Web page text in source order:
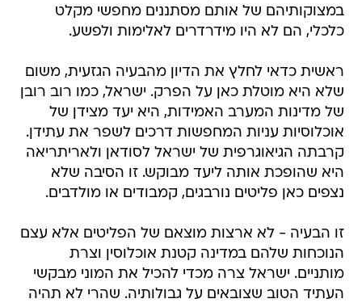
במצוקותיהם של אותם מסתננים מחפשי מקלט
כלכלי, הם לא היו מידרדרים לאלימות ולפשע.
ראשית כדאי לחלץ את הדיון מהבעיה הגזעית, משום
שלא היא מוטלת כאן על הפרק. ישראל, כמו רוב רובן
של מדינות המערב האמידות, היא יעד מצידן של
אוכלוסיות עניות המחפשות דרכים לשפר את עתידן.
קרבתה הגיאוגרפית של ישראל לסודאן ולאריתריאה
היא שהופכת אותה ליעד מבוקש. זו הסיבה שלא
נצפים כאן פליטים נורבגים, קמבודים או מולדבים.
זו הבעיה - לא ארצות מוצאם של הפליטים אלא עצם
הנוכחות שלהם במדינה קטנת אוכלוסין וצרת
מותניים. ישראל צרה מכדי להכיל את המוני מבקשי
העתיד הטוב שצובאים על גבולותיה. שהרי לא תהיה